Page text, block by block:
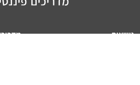
נושאים